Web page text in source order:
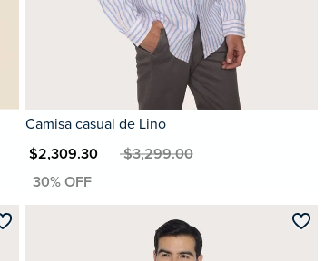
Camisa casual de Lino
MXN $2,309.30MXN $3,299.00